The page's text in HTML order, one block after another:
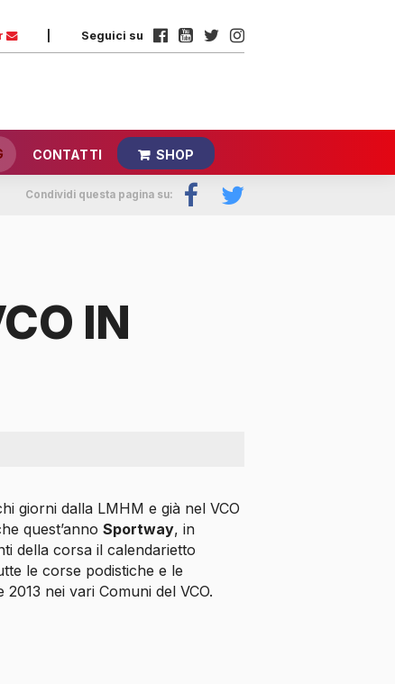
Seguici su
CONTATTI SHOP
Condividi questa pagina su:
IN
giorni dalla LMHM e già nel VCO
quest’anno Sportway, in
della corsa il calendarietto
le corse podistiche e le
nei vari Comuni del VCO.